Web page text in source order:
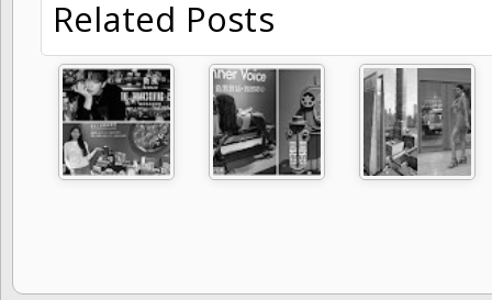
Related Posts